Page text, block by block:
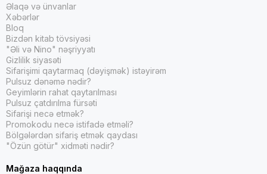
Əlaqə və ünvanlar
Xəbərlər
Bloq
Bizdən kitab tövsiyəsi
"Əli və Nino" nəşriyyatı
Gizlilik siyasəti
Sifarişimi qaytarmaq (dəyişmək) istəyirəm
Pulsuz dənəmə nədir?
Geyimlərin rahat qaytarılması
Pulsuz çatdırılma fürsəti
Sifarişi necə etmək?
Promokodu necə istifadə etməli?
Bölgələrdən sifariş etmək qaydası
"Özün götür" xidməti nədir?
Mağaza haqqında